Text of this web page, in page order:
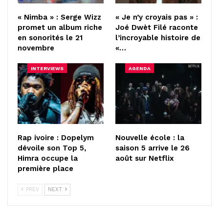
« Nimba » : Serge Wizz
promet un album riche
en sonorités le 21
novembre
« Je n’y croyais pas » :
Joé Dwèt Filé raconte
l’incroyable histoire de
«…
INTERVIEWS
Rap ivoire : Dopelym
dévoile son Top 5,
Himra occupe la
première place
AGENDA
Nouvelle école : la
saison 5 arrive le 26
août sur Netflix
PREV NEXT